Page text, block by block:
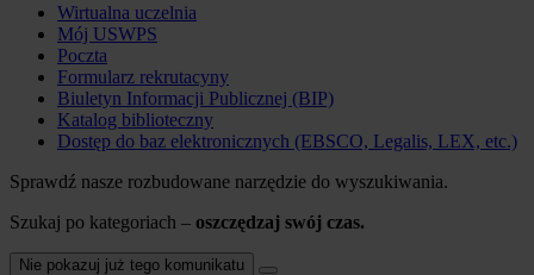
Wirtualna uczelnia
Mój USWPS
Poczta
Formularz rekrutacyny
Biuletyn Informacji Publicznej (BIP)
Katalog biblioteczny
Dostęp do baz elektronicznych (EBSCO, Legalis, LEX, etc.)
Sprawdź nasze rozbudowane narzędzie do wyszukiwania.
Szukaj po kategoriach – oszczędzaj swój czas.
Nie pokazuj już tego komunikatu